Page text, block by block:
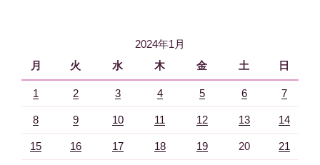
2024年1月
月
火 水 木 金 土 日
1 2 3 4 5 6 7
8 9 10 11 12 13 14
15 16 17 18 19 20 21